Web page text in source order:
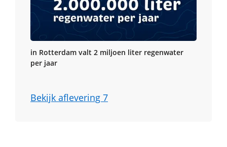
in Rotterdam valt 2 miljoen liter regenwater
per jaar
Bekijk aflevering 7